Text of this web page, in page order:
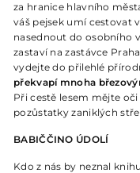
za hranice hlavního
váš pejsek umí cestovat
nasednout do osobního
zastaví na zastávce
vydejte do přilehlé
překvapí mnoha
Při cestě lesem mějte
pozůstatky zaniklých
BABIČČINO ÚDOLÍ
Kdo z nás by neznal